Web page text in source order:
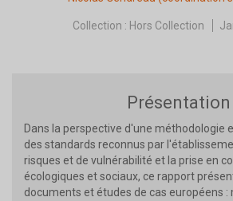
Collection : Hors Collection
Présentation
Dans la perspective d'une méthodologie
des standards reconnus par
risques et de vulnérabilité et la prise en
écologiques et sociaux, ce rapport
documents et études de cas européens :